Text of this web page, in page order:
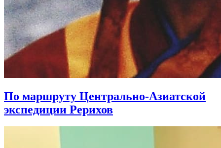
По маршруту Центрально-Азиатской
экспедиции Рерихов